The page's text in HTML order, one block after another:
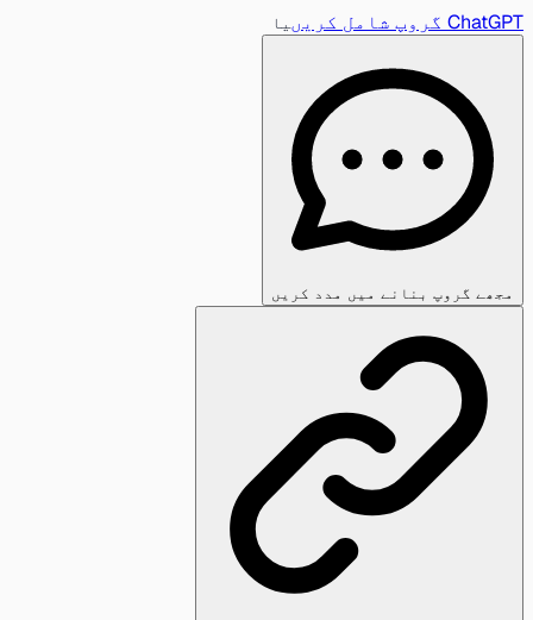
ChatGPT گروپ شامل کریں یا
مجھے گروپ بنانے میں مدد کریں